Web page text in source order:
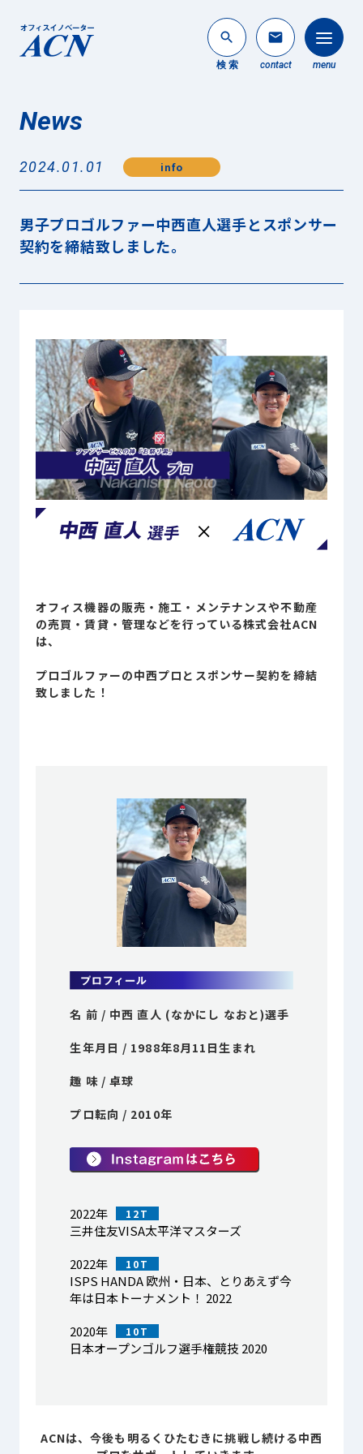
search
検 索
mail
contact menu
法人のお客様
個人のお客様
About ACN
ACNについて
事業内容
最新情報
Sustainability
サステナビリティ
Recruit
採用情報
person お客様専用サイト
mail お問い合わせ
© ACN Inc.
News
2024.01.01 info
男子プロゴルファー中西直人選手とスポンサー
契約を締結致しました。
オフィス機器の販売・施工・メンテナンスや不動産
の売買・賃貸・管理などを行っている株式会社ACN
は、
プロゴルファーの中西プロとスポンサー契約を締結
致しました！
名 前 / 中西 直人 (なかにし なおと)選手
生年月日 / 1988年8月11日生まれ
趣 味 / 卓球
プロ転向 / 2010年
2022年 12T
三井住友VISA太平洋マスターズ
2022年
10T
ISPS HANDA 欧州・日本、とりあえず今
年は日本トーナメント！ 2022
2020年
10T
日本オープンゴルフ選手権競技 2020
ACNは、今後も明るくひたむきに挑戦し続ける中西